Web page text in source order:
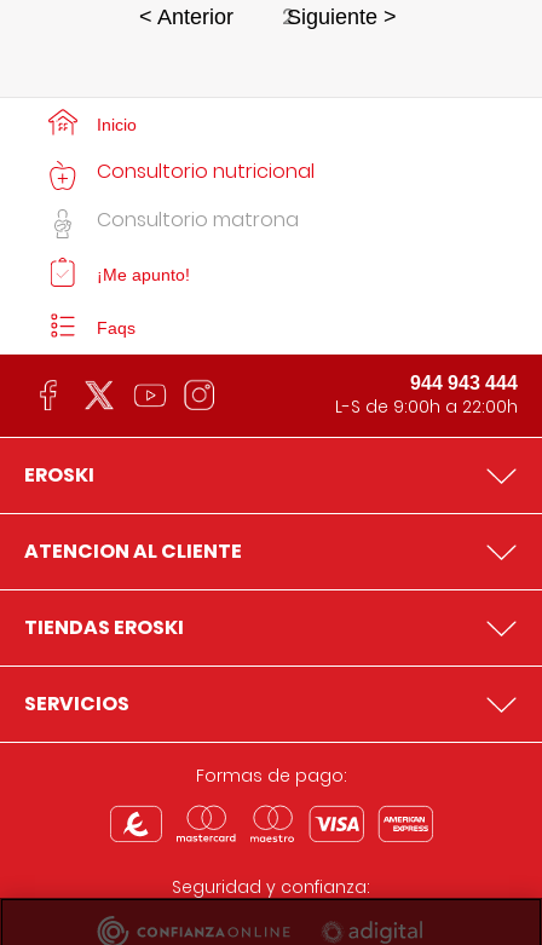
< Anterior 2Siguiente >
Inicio
Consultorio nutricional
Consultorio matrona
¡Me apunto!
Faqs
944 943 444
L-S de 9:00h a 22:00h
EROSKI
ATENCION AL CLIENTE
TIENDAS EROSKI
SERVICIOS
Formas de pago:
Seguridad y confianza: